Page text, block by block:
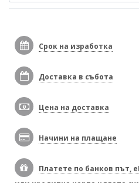
Срок на изработка
Доставка в събота
Цена на доставка
Начини на плащане
Платете по банков път,